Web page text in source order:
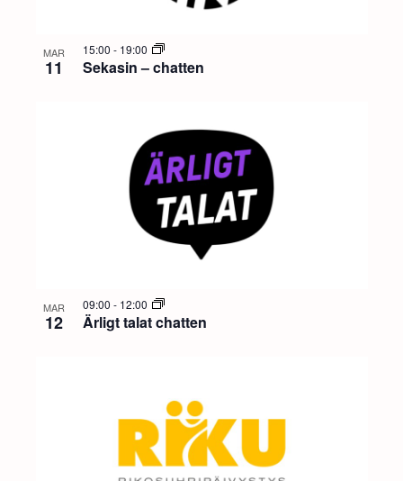
MAR
11 Sekasin – chatten
15:00 - 19:00
MAR
12 Ärligt talat chatten
09:00 - 12:00